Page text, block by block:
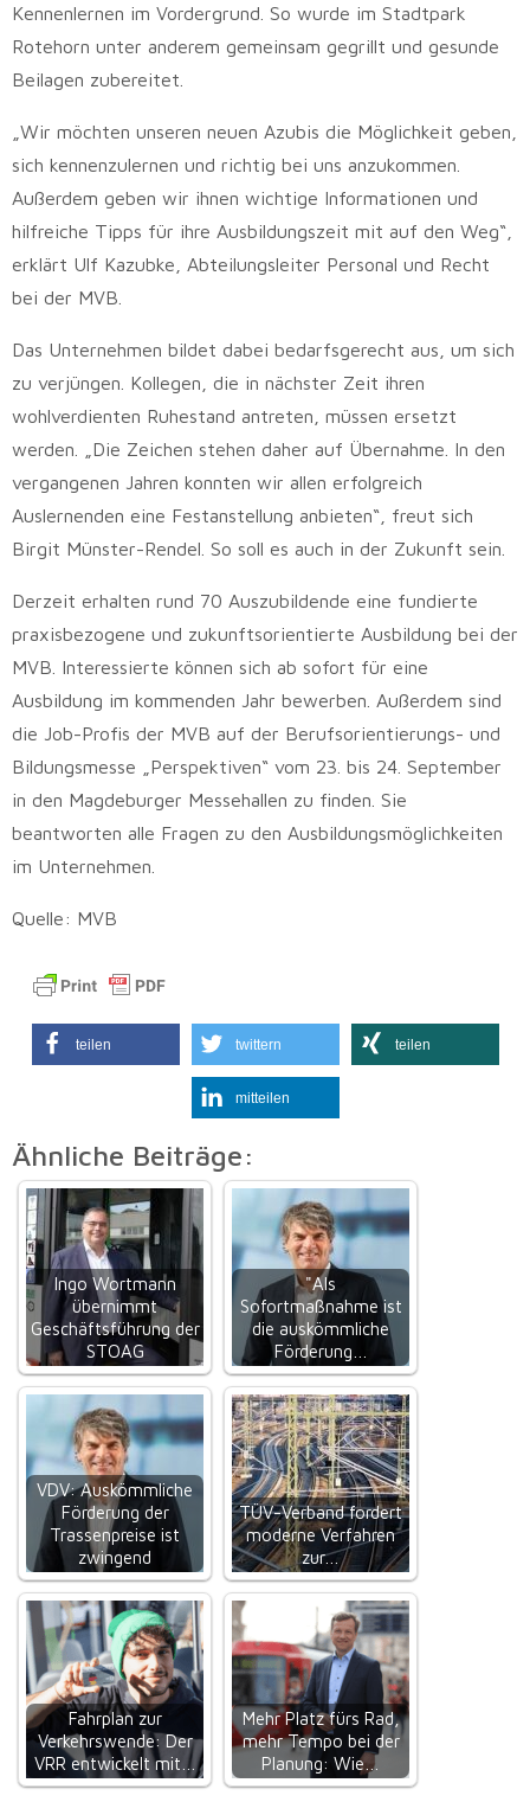
Kennenlernen im Vordergrund. So wurde im Stadtpark
Rotehorn unter anderem gemeinsam gegrillt und gesunde
Beilagen zubereitet.
„Wir möchten unseren neuen Azubis die Möglichkeit geben,
sich kennenzulernen und richtig bei uns anzukommen.
Außerdem geben wir ihnen wichtige Informationen und
hilfreiche Tipps für ihre Ausbildungszeit mit auf den Weg“,
erklärt Ulf Kazubke, Abteilungsleiter Personal und Recht
bei der MVB.
Das Unternehmen bildet dabei bedarfsgerecht aus, um sich
zu verjüngen. Kollegen, die in nächster Zeit ihren
wohlverdienten Ruhestand antreten, müssen ersetzt
werden. „Die Zeichen stehen daher auf Übernahme. In den
vergangenen Jahren konnten wir allen erfolgreich
Auslernenden eine Festanstellung anbieten“, freut sich
Birgit Münster-Rendel. So soll es auch in der Zukunft sein.
Derzeit erhalten rund 70 Auszubildende eine fundierte
praxisbezogene und zukunftsorientierte Ausbildung bei der
MVB. Interessierte können sich ab sofort für eine
Ausbildung im kommenden Jahr bewerben. Außerdem sind
die Job-Profis der MVB auf der Berufsorientierungs- und
Bildungsmesse „Perspektiven“ vom 23. bis 24. September
in den Magdeburger Messehallen zu finden. Sie
beantworten alle Fragen zu den Ausbildungsmöglichkeiten
im Unternehmen.
Quelle: MVB
teilen twittern teilen
mitteilen
Ähnliche Beiträge:
Ingo Wortmann
übernimmt
Geschäftsführung der
STOAG
"Als
Sofortmaßnahme ist
die auskömmliche
Förderung…
VDV: Auskömmliche
Förderung der
Trassenpreise ist
zwingend
TÜV-Verband fordert
moderne Verfahren
zur…
Fahrplan zur
Verkehrswende: Der
VRR entwickelt mit…
Mehr Platz fürs Rad,
mehr Tempo bei der
Planung: Wie…